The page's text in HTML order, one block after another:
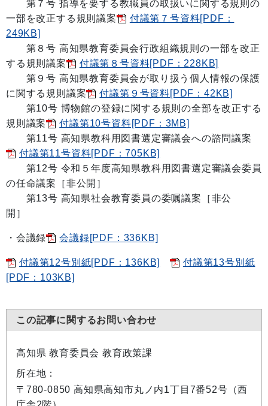
第７号 指導を要する教職員の取扱いに関する規則の
一部を改正する規則議案
付議第７号資料[PDF：
249KB]
第８号 高知県教育委員会行政組織規則の一部を改正
する規則議案
付議第８号資料[PDF：228KB]
第９号 高知県教育委員会が取り扱う個人情報の保護
に関する規則議案
付議第９号資料[PDF：42KB]
第10号 博物館の登録に関する規則の全部を改正する
規則議案
付議第10号資料[PDF：3MB]
第11号 高知県教科用図書選定審議会への諮問議案
付議第11号資料[PDF：705KB]
第12号 令和５年度高知県教科用図書選定審議会委員
の任命議案［非公開］
第13号 高知県社会教育委員の委嘱議案［非公
開］
・会議録 会議録[PDF：336KB]
付議第12号別紙[PDF：136KB]
付議第13号別紙
[PDF：103KB]
この記事に関するお問い合わせ
高知県 教育委員会 教育政策課
所在地：
〒780-0850 高知県高知市丸ノ内1丁目7番52号（西